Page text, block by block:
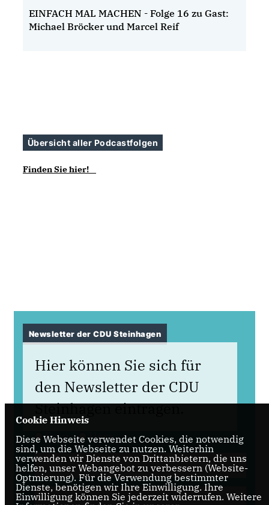
EINFACH MAL MACHEN - Folge 16 zu Gast:
Michael Bröcker und Marcel Reif
Übersicht aller Podcastfolgen
Finden Sie hier!
Newsletter der CDU Steinhagen
Hier können Sie sich für
den Newsletter der CDU
Steinhagen eintragen.
Frau Herr
Cookie Hinweis
Diese Webseite verwendet Cookies, die notwendig
sind, um die Webseite zu nutzen. Weiterhin
verwenden wir Dienste von Drittanbietern, die uns
helfen, unser Webangebot zu verbessern (Website-
Optmierung). Für die Verwendung bestimmter
Dienste, benötigen wir Ihre Einwilligung. Ihre
Einwilligung können Sie jederzeit widerrufen. Weitere